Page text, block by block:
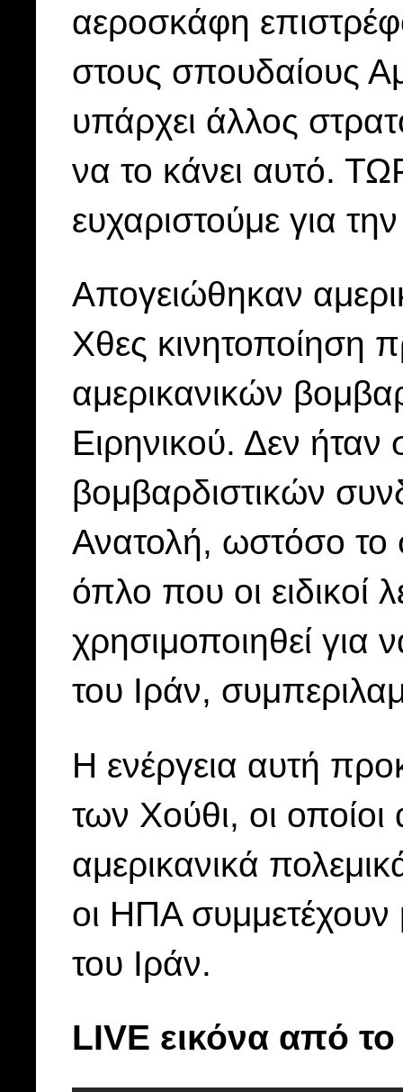
αεροσκάφη
στους σπουδαίους
υπάρχει άλλος
να το κάνει αυτό.
ευχαριστούμε για
Απογειώθηκαν
Χθες κινητοποίηση
αμερικανικών
Ειρηνικού. Δεν
βομβαρδιστικών
Ανατολή, ωστόσο το
όπλο που οι ειδικοί
χρησιμοποιηθεί
του Ιράν,
Η ενέργεια αυτή
των Χούθι, οι
αμερικανικά
οι ΗΠΑ συμμετέχουν
του Ιράν.
LIVE εικόνα από